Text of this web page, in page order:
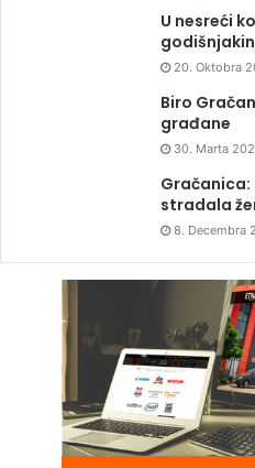
U nesreći
20. Oktobra
Biro
građane
30. Marta
stradala
8. Decembra